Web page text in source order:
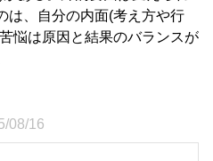
は、自分の内面(考え方や行
悩は原因と結果のバランスが
08/16